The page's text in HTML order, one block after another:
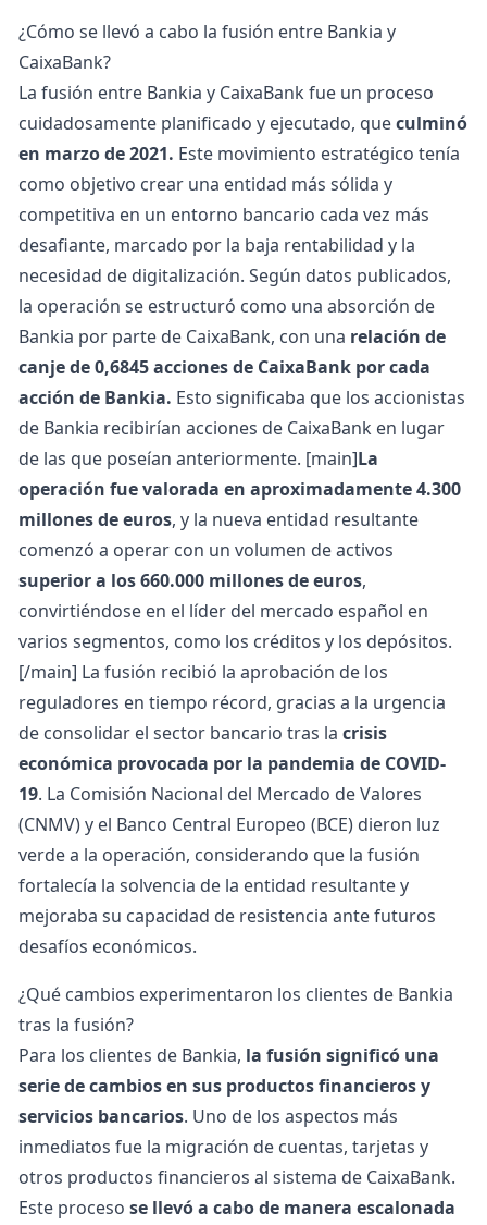
¿Cómo se llevó a cabo la fusión entre Bankia y
CaixaBank?
La fusión entre Bankia y CaixaBank fue un proceso
cuidadosamente planificado y ejecutado, queculminó
en marzo de 2021. Este movimiento estratégico tenía
como objetivo crear una entidad más sólida y
competitiva en un entorno bancario cada vez más
desafiante, marcado por la baja rentabilidad y la
necesidad de digitalización. Según datos publicados,
la operación se estructuró como una absorción de
Bankia por parte de CaixaBank, con una relación de
canje de 0,6845 acciones de CaixaBank por cada
acción de Bankia. Esto significaba que los accionistas
de Bankia recibirían acciones de CaixaBank en lugar
de las que poseían anteriormente. [main]La
operación fue valorada en aproximadamente 4.300
millones de euros, y la nueva entidad resultante
comenzó a operar con un volumen de activos
superior a los 660.000 millones de euros,
convirtiéndose en el líder del mercado español en
varios segmentos, como los créditos y los depósitos.
[/main] La fusión recibió la aprobación de los
reguladores en tiempo récord, gracias a la urgencia
de consolidar el sector bancario tras la crisis
económica provocada por la pandemia de COVID-
19. La Comisión Nacional del Mercado de Valores
(CNMV) y el Banco Central Europeo (BCE) dieron luz
verde a la operación, considerando que la fusión
fortalecía la solvencia de la entidad resultante y
mejoraba su capacidad de resistencia ante futuros
desafíos económicos.
¿Qué cambios experimentaron los clientes de Bankia
tras la fusión?
Para los clientes de Bankia, la fusión significó una
serie de cambios en sus productos financieros y
servicios bancarios. Uno de los aspectos más
inmediatos fue la migración de cuentas, tarjetas y
otros productos financieros al sistema de CaixaBank.
Este proceso se llevó a cabo de manera escalonada